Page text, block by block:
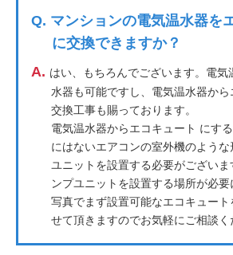
Q. マンションの電気温水器を
に交換できますか？
A. はい、もちろんでございます。電気
水器も可能ですし、電気温水器か
交換工事も賜っております。
電気温水器からエコキュート にす
にはないエアコンの室外機のよう
ユニットを設置する必要がござい
ンプユニットを設置する場所が必
写真でまず設置可能なエコキュート
せて頂きますのでお気軽にご相談く